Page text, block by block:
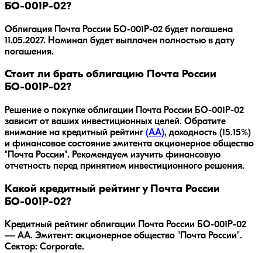
БО-001P-02?
Облигация Почта России БО-001P-02 будет погашена
11.05.2027. Номинал будет выплачен полностью в дату
погашения.
Стоит ли брать облигацию Почта России
БО-001P-02?
Решение о покупке облигации
Почта России БО-001P-02
зависит от ваших инвестиционных целей. Обратите
внимание на кредитный рейтинг (AA), доходность (15.15%)
и финансовое состояние эмитента акционерное общество
"Почта России". Рекомендуем изучить финансовую
отчетность перед принятием инвестиционного решения.
Какой кредитный рейтинг у Почта России
БО-001P-02?
Кредитный рейтинг облигации Почта России БО-001P-02
— AA. Эмитент: акционерное общество "Почта России".
Сектор: Corporate.